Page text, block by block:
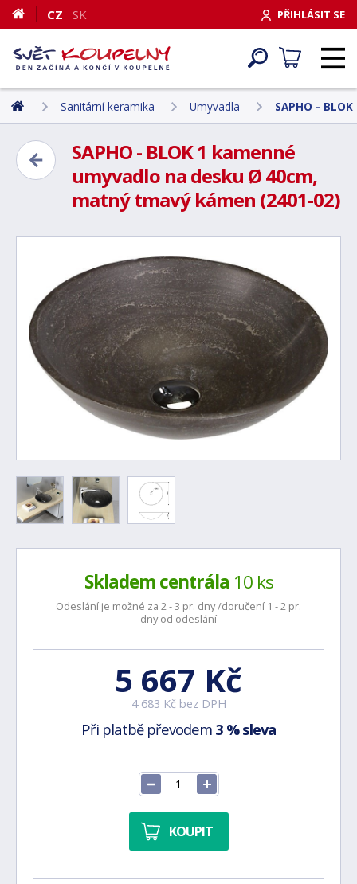
PŘIHLÁSIT SE
CZ SK
Sanitární keramika Umyvadla SAPHO -
SAPHO - BLOK 1 kamenné
umyvadlo na desku Ø 40cm,
matný tmavý kámen (2401-02)
Skladem centrála 10 ks
Odeslání je možné za 2 - 3 pr. dny /doručení 1 - 2 pr.
dny od odeslání
5 667 Kč
4 683 Kč bez DPH
Při platbě převodem 3 % sleva
KOUPIT